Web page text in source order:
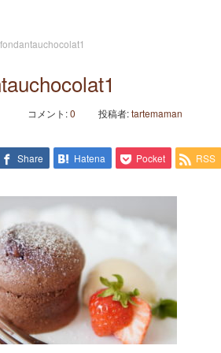
fondantauchocolat1
コメント:0 投稿者:tartemaman
Share Hatena Pocket RSS